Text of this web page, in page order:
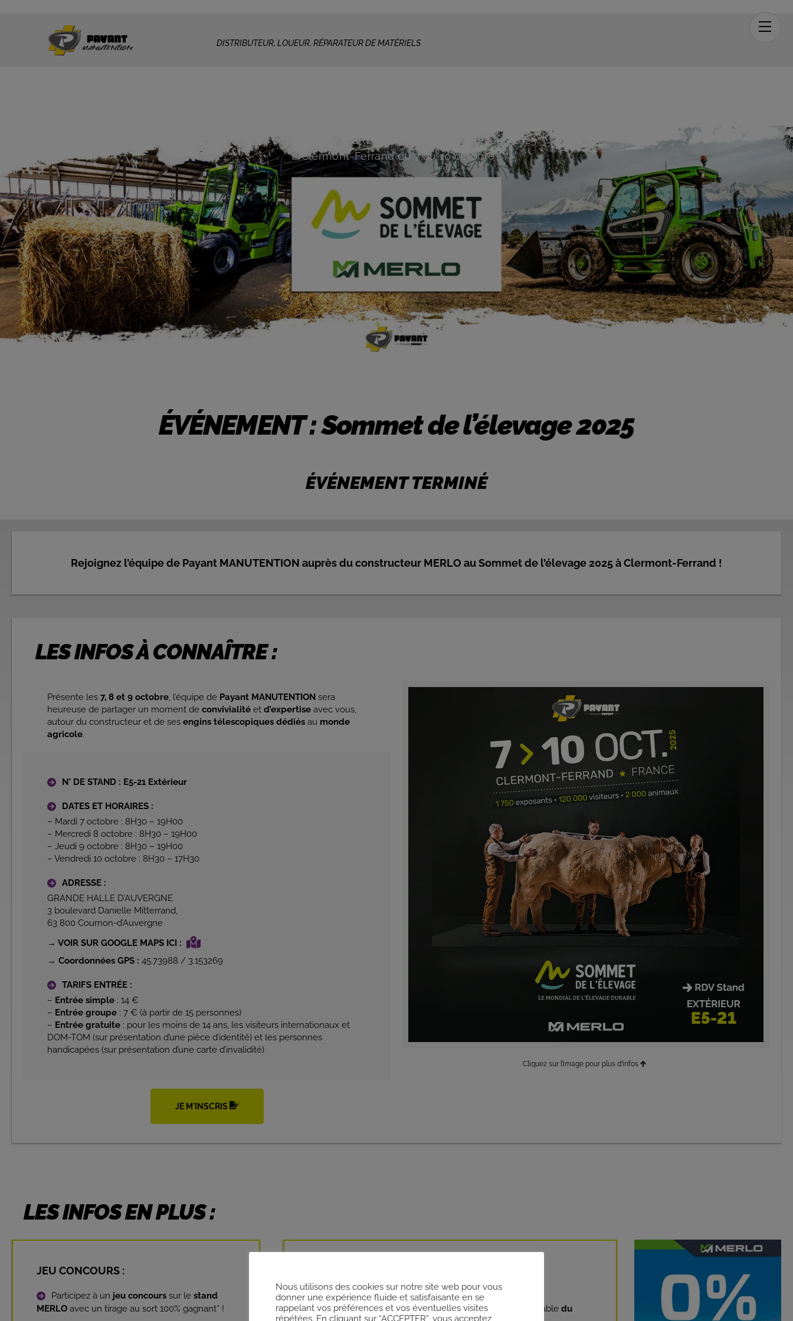
du constructeur MERLO au Sommet de l’élevage 2025
à Clermont-Ferrand du 7 au 10 octobre !
DISTRIBUTEUR, LOUEUR, RÉPARATEUR DE MATÉRIELS
ÉVÉNEMENT : Sommet de l’élevage 2025
ÉVÉNEMENT TERMINÉ
Rejoignez l’équipe de Payant MANUTENTION auprès du constructeur MERLO au Sommet de l’élevage 2025 à Clermont-Ferrand !
LES INFOS À CONNAÎTRE :
Présente les 7, 8 et 9 octobre, l’équipe de Payant MANUTENTION sera
heureuse de partager un moment de convivialité et d’expertise avec vous,
autour du constructeur et de ses engins télescopiques dédiés au monde
agricole.
N° DE STAND : E5-21 Extérieur
DATES ET HORAIRES :
– Mardi 7 octobre : 8H30 – 19H00
– Mercredi 8 octobre : 8H30 – 19H00
– Jeudi 9 octobre : 8H30 – 19H00
– Vendredi 10 octobre : 8H30 – 17H30
ADRESSE :
GRANDE HALLE D’AUVERGNE
3 boulevard Danielle Mitterrand,
63 800 Cournon-d’Auvergne
→ VOIR SUR GOOGLE MAPS ICI :
→ Coordonnées GPS : 45.73988 / 3.153269
TARIFS ENTRÉE :
– Entrée simple : 14 €
– Entrée groupe : 7 € (à partir de 15 personnes)
– Entrée gratuite : pour les moins de 14 ans, les visiteurs internationaux et
DOM-TOM (sur présentation d’une pièce d’identité) et les personnes
handicapées (sur présentation d’une carte d’invalidité)
JE M'INSCRIS
Cliquez sur l’image pour plus d’infos
LES INFOS EN PLUS :
JEU CONCOURS :
Participez à un jeu concours sur le stand
MERLO avec un tirage au sort 100% gagnant* !
Profitez d’uneOFFRE DE FINANCEMENT CRÉÉE
EXCLUSIVEMENT POUR LE SOMMET DE L’ÉLEVAGE*,
valabledu
Nous utilisons des cookies sur notre site web pour vous
donner une expérience fluide et satisfaisante en se
rappelant vos préférences et vos éventuelles visites
répétées. En cliquant sur “ACCEPTER”, vous acceptez